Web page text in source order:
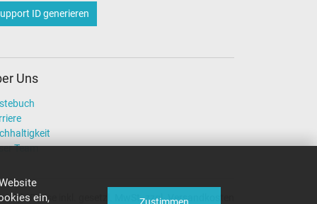
ein,
Zustimmen
ID generieren
Uns
Team
Alle Preise inkl. gesetzl. MwSt. zzgl. Versandkosten